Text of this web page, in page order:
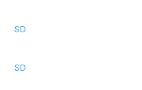
SD
SD